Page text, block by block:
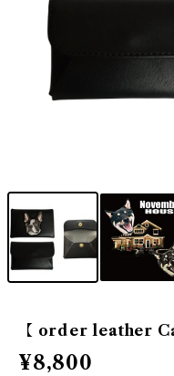
【 order leather
¥8,800